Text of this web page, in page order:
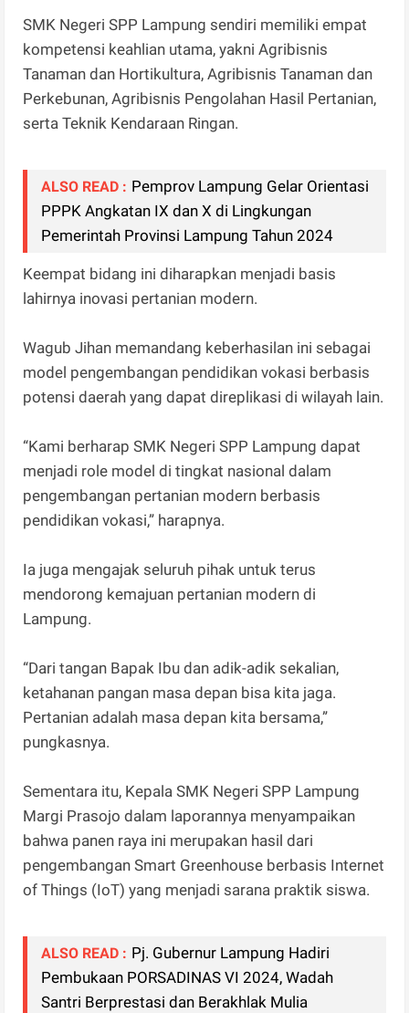
SMK Negeri SPP Lampung sendiri memiliki empat
kompetensi keahlian utama, yakni Agribisnis
Tanaman dan Hortikultura, Agribisnis Tanaman dan
Perkebunan, Agribisnis Pengolahan Hasil Pertanian,
serta Teknik Kendaraan Ringan.
ALSO READ : Pemprov Lampung Gelar Orientasi
PPPK Angkatan IX dan X di Lingkungan
Pemerintah Provinsi Lampung Tahun 2024
Keempat bidang ini diharapkan menjadi basis
lahirnya inovasi pertanian modern.
Wagub Jihan memandang keberhasilan ini sebagai
model pengembangan pendidikan vokasi berbasis
potensi daerah yang dapat direplikasi di wilayah lain.
“Kami berharap SMK Negeri SPP Lampung dapat
menjadi role model di tingkat nasional dalam
pengembangan pertanian modern berbasis
pendidikan vokasi,” harapnya.
Ia juga mengajak seluruh pihak untuk terus
mendorong kemajuan pertanian modern di
Lampung.
“Dari tangan Bapak Ibu dan adik-adik sekalian,
ketahanan pangan masa depan bisa kita jaga.
Pertanian adalah masa depan kita bersama,”
pungkasnya.
Sementara itu, Kepala SMK Negeri SPP Lampung
Margi Prasojo dalam laporannya menyampaikan
bahwa panen raya ini merupakan hasil dari
pengembangan Smart Greenhouse berbasis Internet
of Things (IoT) yang menjadi sarana praktik siswa.
ALSO READ : Pj. Gubernur Lampung Hadiri
Pembukaan PORSADINAS VI 2024, Wadah
Santri Berprestasi dan Berakhlak Mulia